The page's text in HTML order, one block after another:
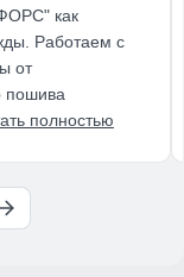
как
Работаем с
от
пошива
полностью